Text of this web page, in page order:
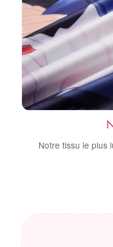
Notre tissu le plus